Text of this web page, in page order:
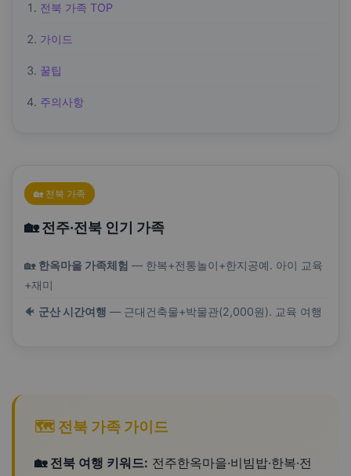
전북 가족 TOP
가이드
꿀팁
주의사항
🏡 전북 가족
🏡 전주·전북 인기 가족
🏡 한옥마을 가족체험 — 한복+전통놀이+한지공예. 아이 교육
+재미
🐠 군산 시간여행 — 근대건축물+박물관(2,000원). 교육 여행
🗺️ 전북 가족 가이드
🏡 전북 여행 키워드: 전주한옥마을·비빔밥·한복·전